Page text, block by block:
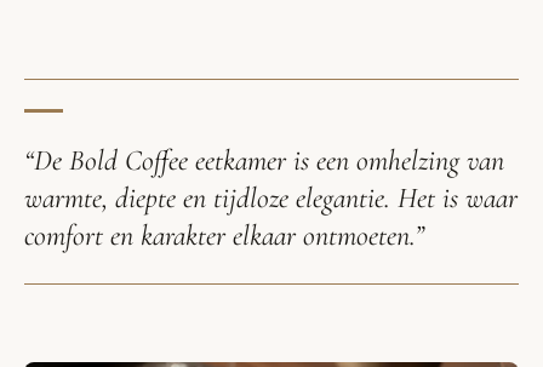
“De Bold Coffee eetkamer is een omhelzing van
warmte, diepte en tijdloze elegantie. Het is waar
comfort en karakter elkaar ontmoeten.”